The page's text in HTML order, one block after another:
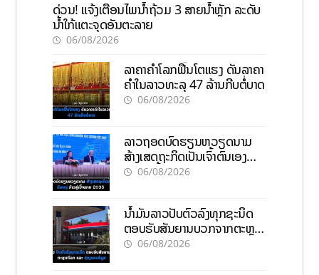
ດ່ວນ! ແຈ້ງເຕືອນໄພນໍ້າຖ້ວມ 3 ສາຍນໍ້າຫຼັກ ລະດັບ
ນໍ້າໃກ້ແຕະຈຸດອັນຕະລາຍ
06/08/2026
ລາຄາຄຳໂລກຟື້ນໂຕແຮງ ດັນລາຄາ
ຄຳໃນລາວທະລຸ 47 ລ້ານກີບຕໍ່ບາດ
06/08/2026
ລາວຖອດບົດຮຽນຫວຽດນາມ
ສ້າງເສດຖະກິດເປັນເຈົ້າຕົນເອງ
ກ້າວສູ່ເປົ້າໝາຍ 2035
06/08/2026
ນໍ້າມັນລາວປັບຕົວລົງທຸກຊະນິດ
ຕອບຮັບສັນຍານບວກຈາກຕະຫຼາດ
ໂລກ ແລະ ຊ່ອງແຄບຮໍມູສ
06/08/2026